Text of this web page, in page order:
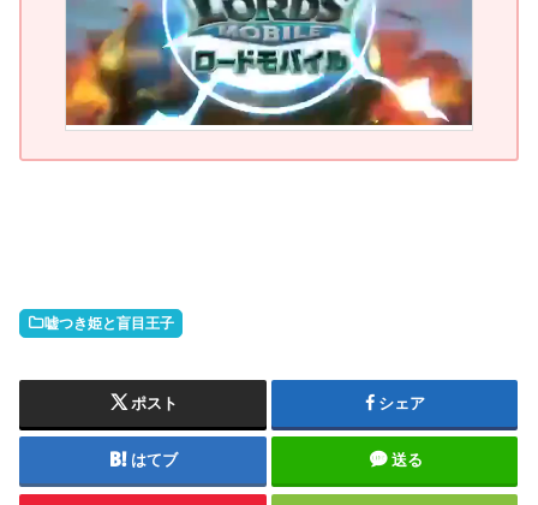
嘘つき姫と盲目王子
ポスト シェア
はてブ 送る